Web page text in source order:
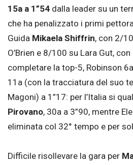
15a a 1”54 dalla leader su un
che ha penalizzato i primi
Guida Mikaela Shiffrin, con 2/
O’Brien e 8/100 su Lara Gut,
completare la top-5, Robinson
11a (con la tracciatura del suo
Magoni) a 1”17: per l’Italia si
Pirovano, 30a a 3”90, mentre
eliminata col 32° tempo e per
Difficile risollevare la gara per